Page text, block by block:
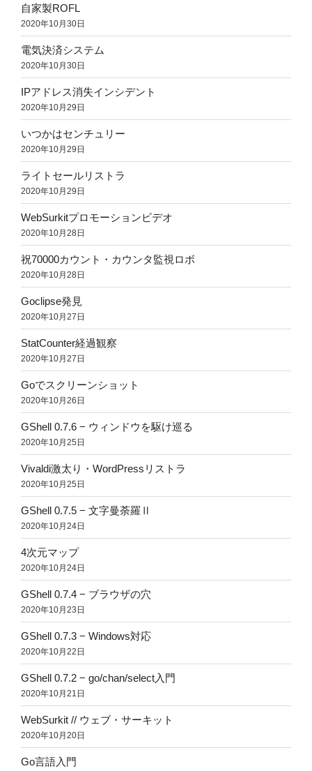
自家製ROFL
2020年10月30日
電気決済システム
2020年10月30日
IPアドレス消失インシデント
2020年10月29日
いつかはセンチュリー
2020年10月29日
ライトセールリストラ
2020年10月29日
WebSurkitプロモーションビデオ
2020年10月28日
祝70000カウント・カウンタ監視ロボ
2020年10月28日
Goclipse発見
2020年10月27日
StatCounter経過観察
2020年10月27日
Goでスクリーンショット
2020年10月26日
GShell 0.7.6 − ウィンドウを駆け巡る
2020年10月25日
Vivaldi激太り・WordPressリストラ
2020年10月25日
GShell 0.7.5 − 文字曼荼羅Ⅱ
2020年10月24日
4次元マップ
2020年10月24日
GShell 0.7.4 − ブラウザの穴
2020年10月23日
GShell 0.7.3 − Windows対応
2020年10月22日
GShell 0.7.2 − go/chan/select入門
2020年10月21日
WebSurkit // ウェブ・サーキット
2020年10月20日
Go言語入門